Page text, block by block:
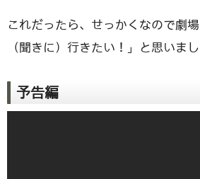
これだったら、せっかくなので劇
（聞きに）行きたい！」と思いまし
予告編